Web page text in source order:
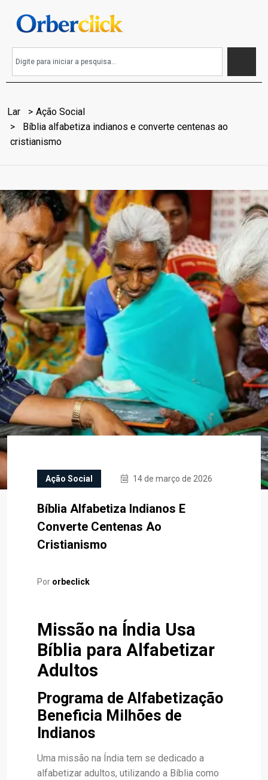
Lar
Ação Social
Bíblia alfabetiza indianos e converte centenas ao
cristianismo
Ação Social 14 de março de 2026
Bíblia Alfabetiza Indianos E
Converte Centenas Ao
Cristianismo
Por orbeclick
Missão na Índia Usa
Bíblia para Alfabetizar
Adultos
Programa de Alfabetização
Beneficia Milhões de
Indianos
Uma missão na Índia tem se dedicado a
alfabetizar adultos, utilizando a Bíblia como